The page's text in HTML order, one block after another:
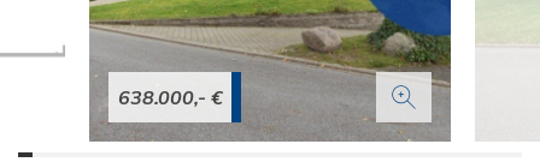
638.000,- €